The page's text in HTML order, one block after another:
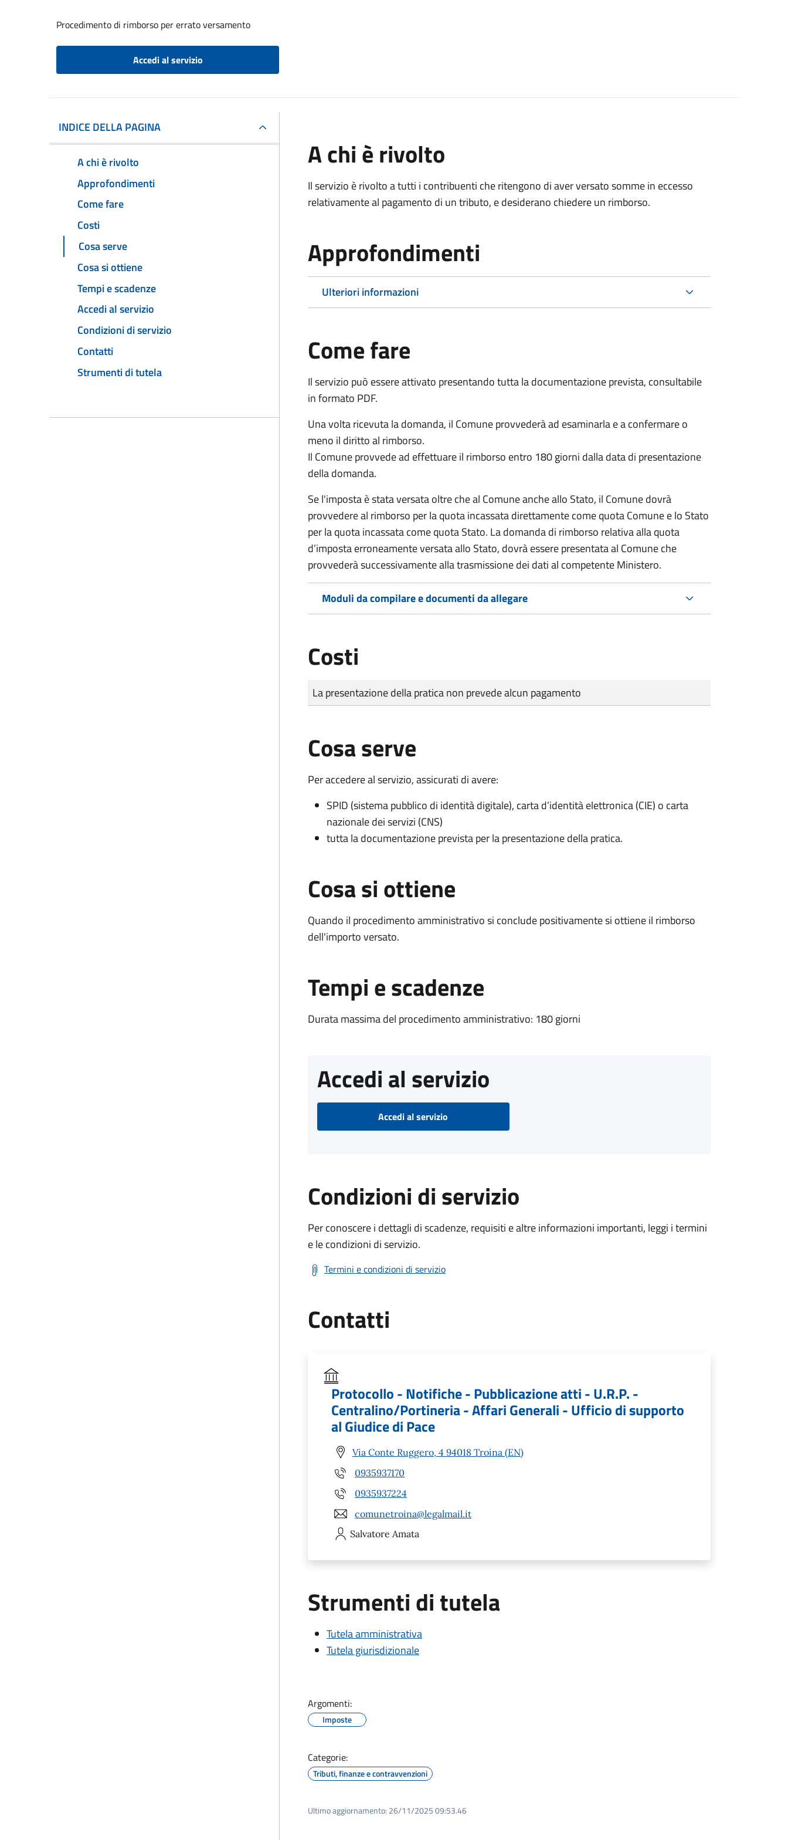
Procedimento di rimborso per errato versamento
Accedi al servizio
INDICE DELLA PAGINA
A chi è rivolto
Approfondimenti
Come fare
Costi
Cosa serve
Cosa si ottiene
Tempi e scadenze
Accedi al servizio
Condizioni di servizio
Contatti
Strumenti di tutela
A chi è rivolto
Il servizio è rivolto a tutti i contribuenti che ritengono di aver versato somme in eccesso
relativamente al pagamento di un tributo, e desiderano chiedere un rimborso.
Approfondimenti
Ulteriori informazioni
Come fare
Il servizio può essere attivato presentando tutta la documentazione prevista, consultabile
in formato PDF.
Una volta ricevuta la domanda, il Comune provvederà ad esaminarla e a confermare o
meno il diritto al rimborso.
Il Comune provvede ad effettuare il rimborso entro 180 giorni dalla data di presentazione
della domanda.
Se l'imposta è stata versata oltre che al Comune anche allo Stato, il Comune dovrà
provvedere al rimborso per la quota incassata direttamente come quota Comune e lo Stato
per la quota incassata come quota Stato. La domanda di rimborso relativa alla quota
d’imposta erroneamente versata allo Stato, dovrà essere presentata al Comune che
provvederà successivamente alla trasmissione dei dati al competente Ministero.
Moduli da compilare e documenti da allegare
Costi
Tipo di pagamento
Importo
La presentazione della pratica non prevede alcun pagamento
Cosa serve
Per accedere al servizio, assicurati di avere:
SPID (sistema pubblico di identità digitale), carta d’identità elettronica (CIE) o carta
nazionale dei servizi (CNS)
tutta la documentazione prevista per la presentazione della pratica.
Cosa si ottiene
Quando il procedimento amministrativo si conclude positivamente si ottiene il rimborso
dell'importo versato.
Tempi e scadenze
Durata massima del procedimento amministrativo: 180 giorni
Accedi al servizio
Accedi al servizio
Condizioni di servizio
Per conoscere i dettagli di scadenze, requisiti e altre informazioni importanti, leggi i termini
e le condizioni di servizio.
Termini e condizioni di servizio
Contatti
Protocollo - Notifiche - Pubblicazione atti - U.R.P. -
Centralino/Portineria - Affari Generali - Ufficio di supporto
al Giudice di Pace
Via Conte Ruggero, 4 94018 Troina (EN)
0935937170
0935937224
comunetroina@legalmail.it
Salvatore Amata
Strumenti di tutela
Tutela amministrativa
Tutela giurisdizionale
Argomenti:
Imposte
Categorie:
Tributi, finanze e contravvenzioni
Ultimo aggiornamento: 26/11/2025 09:53.46